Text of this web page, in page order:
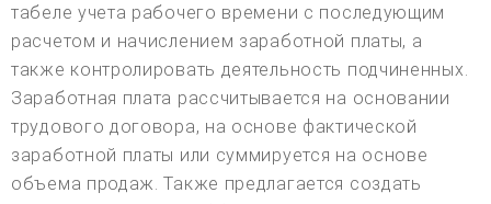
табеле учета рабочего времени с последующим
расчетом и начислением заработной платы, а
также контролировать деятельность подчиненных.
Заработная плата рассчитывается на основании
трудового договора, на основе фактической
заработной платы или суммируется на основе
объема продаж. Также предлагается создать